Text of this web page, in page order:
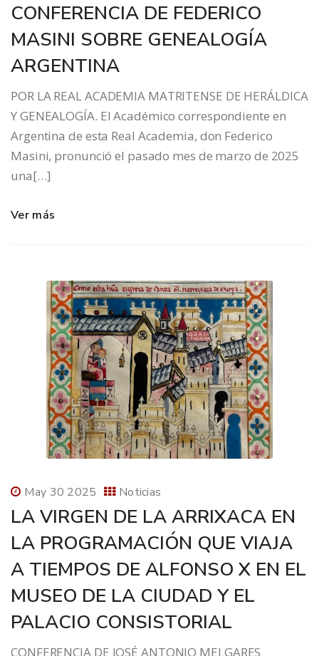
CONFERENCIA DE FEDERICO
MASINI SOBRE GENEALOGÍA
ARGENTINA
POR LA REAL ACADEMIA MATRITENSE DE HERÁLDICA
Y GENEALOGÍA. El Académico correspondiente en
Argentina de esta Real Academia, don Federico
Masini, pronunció el pasado mes de marzo de 2025
una[…]
Ver más
May 30 2025 Noticias
LA VIRGEN DE LA ARRIXACA EN
LA PROGRAMACIÓN QUE VIAJA
A TIEMPOS DE ALFONSO X EN EL
MUSEO DE LA CIUDAD Y EL
PALACIO CONSISTORIAL
CONFERENCIA DE JOSÉ ANTONIO MELGARES